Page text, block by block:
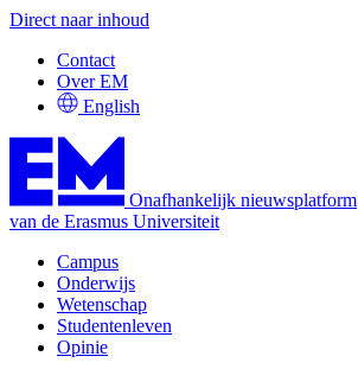
Direct naar inhoud
Contact
Over EM
English
Onafhankelijk nieuwsplatform
van de Erasmus Universiteit
Campus
Onderwijs
Wetenschap
Studentenleven
Opinie